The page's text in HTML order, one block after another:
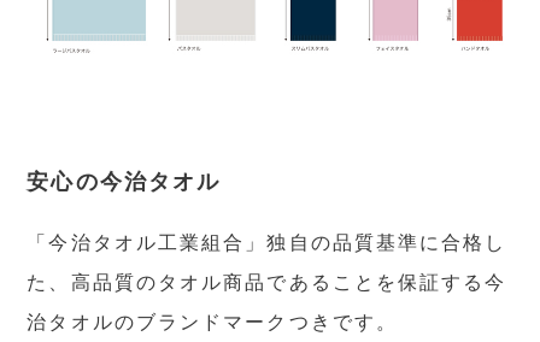
安心の今治タオル
「今治タオル工業組合」独自の品質基準に合格し
た、高品質のタオル商品であることを保証する今
治タオルのブランドマークつきです。